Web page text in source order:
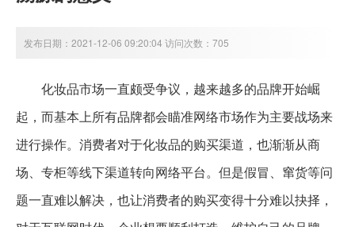
发布日期：2021-12-06 09:20:04 访问次数：705
化妆品市场一直颇受争议，越来越多的品牌开始崛
起，而基本上所有品牌都会瞄准网络市场作为主要战场来
进行操作。消费者对于化妆品的购买渠道，也渐渐从商
场、专柜等线下渠道转向网络平台。但是假冒、窜货等问
题一直难以解决，也让消费者的购买变得十分难以抉择，